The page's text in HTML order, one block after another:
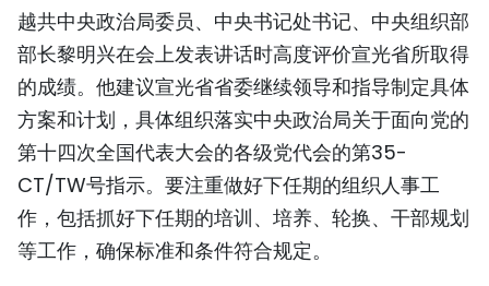
越共中央政治局委员、中央书记处书记、中央组织部
部长黎明兴在会上发表讲话时高度评价宣光省所取得
的成绩。他建议宣光省省委继续领导和指导制定具体
方案和计划，具体组织落实中央政治局关于面向党的
第十四次全国代表大会的各级党代会的第35-
CT/TW号指示。要注重做好下任期的组织人事工
作，包括抓好下任期的培训、培养、轮换、干部规划
等工作，确保标准和条件符合规定。